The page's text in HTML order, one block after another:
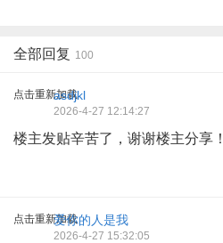
全部回复 100
点击重新加载
asdjkl
2026-4-27 12:14:27
楼主发贴辛苦了，谢谢楼主分享
点击重新加载爱你的人是我
2026-4-27 15:32:05